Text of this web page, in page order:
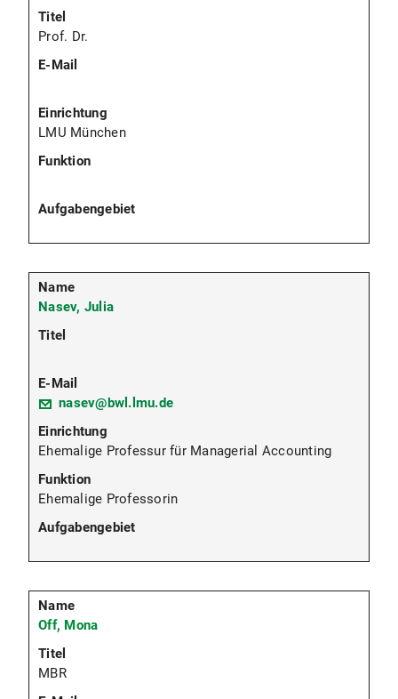
Prof. Dr.
LMU München
Nasev, Julia
nasev@bwl.lmu.de
Ehemalige Professur für Managerial Accounting
Ehemalige Professorin
Off, Mona
MBR